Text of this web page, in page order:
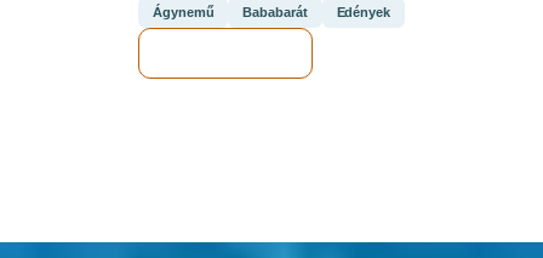
Ágynemű Bababarát Edények